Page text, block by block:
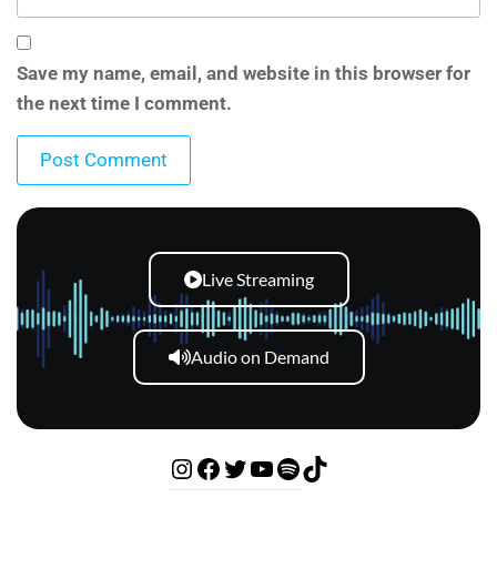
Save my name, email, and website in this browser for
the next time I comment.
Live Streaming
Audio on Demand